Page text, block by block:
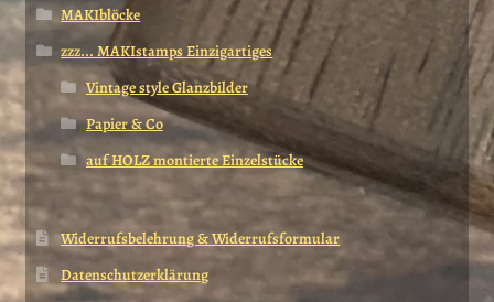
MAKIblöcke
zzz... MAKIstamps Einzigartiges
Vintage style Glanzbilder
Papier & Co
auf HOLZ montierte Einzelstücke
Widerrufsbelehrung & Widerrufsformular
Datenschutzerklärung